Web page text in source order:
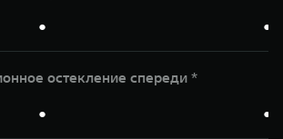
● ●
остекление спереди *
● ●